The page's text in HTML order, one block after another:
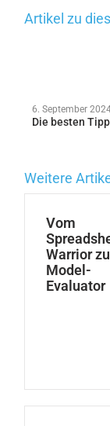
Artikel zu
6. September
Die besten
Weitere
Vom
Warrior
Model-
Evaluator